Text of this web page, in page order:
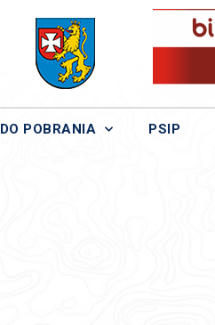
DO POBRANIA PSIP